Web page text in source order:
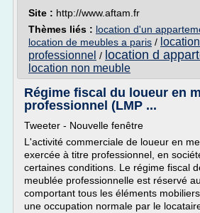
Site : http://www.aftam.fr
Thèmes liés : location d'un
location de meubles a paris /
professionnel / location d
location non meuble
Régime fiscal du loueur en
professionnel (LMP ...
Tweeter - Nouvelle fenêtre
L'activité commerciale de loueur en
exercée à titre professionnel, en
certaines conditions. Le régime fiscal
meublée professionnelle est réservé
comportant tous les éléments
une occupation normale par le